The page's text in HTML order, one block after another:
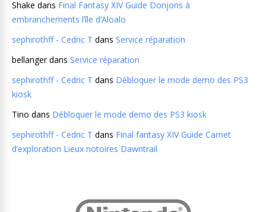
Shake dans Final Fantasy XIV Guide Donjons à
embranchements l’île d’Aloalo
sephirothff - Cedric T dans Service réparation
bellangerdans Service réparation
sephirothff - Cedric T dans Débloquer le mode demo des PS3
kiosk
Tino dans Débloquer le mode demo des PS3 kiosk
sephirothff - Cedric T dans Final fantasy XIV Guide Carnet
d’exploration Lieux notoires Dawntrail